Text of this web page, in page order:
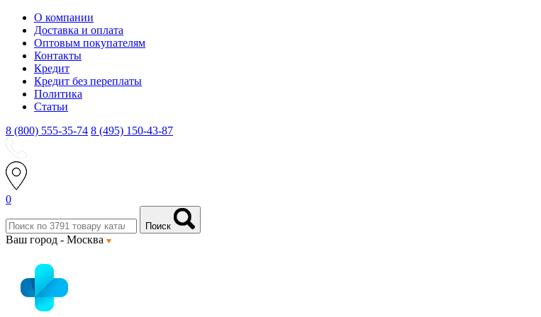
О компании
Доставка и оплата
Оптовым покупателям
Контакты
Кредит
Кредит без переплаты
Политика
Статьи
8 (800) 555-35-74 8 (495) 150-43-87
0
Поиск
Ваш город - Москва